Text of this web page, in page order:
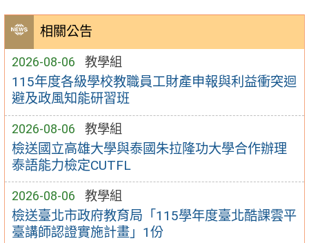
相關公告
2026-08-06 教學組
115年度各級學校教職員工財產申報與利益衝突迴
避及政風知能研習班
2026-08-06 教學組
檢送國立高雄大學與泰國朱拉隆功大學合作辦理
泰語能力檢定CUTFL
2026-08-06 教學組
檢送臺北市政府教育局「115學年度臺北酷課雲平
臺講師認證實施計畫」1份